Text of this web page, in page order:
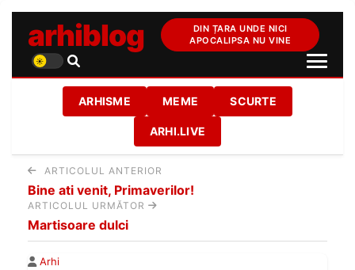
arhiblog
DIN ȚARA UNDE NICI
APOCALIPSA NU VINE
ARHISME MEME SCURTE
ARHI.LIVE
ARTICOLUL ANTERIOR
Bine ati venit, Primaverilor!
ARTICOLUL URMĂTOR
Martisoare dulci
Arhi